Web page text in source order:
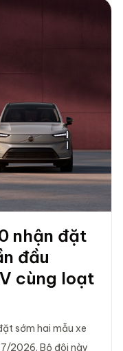
nhận đặt
đầu
cùng loạt
sớm hai mẫu xe
2026. Bộ đôi này